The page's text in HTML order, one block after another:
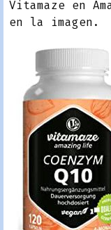
Vitamaze en
en la imagen.